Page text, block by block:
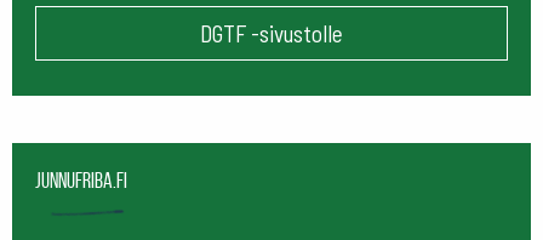
DGTF -sivustolle
Junnufriba.fi